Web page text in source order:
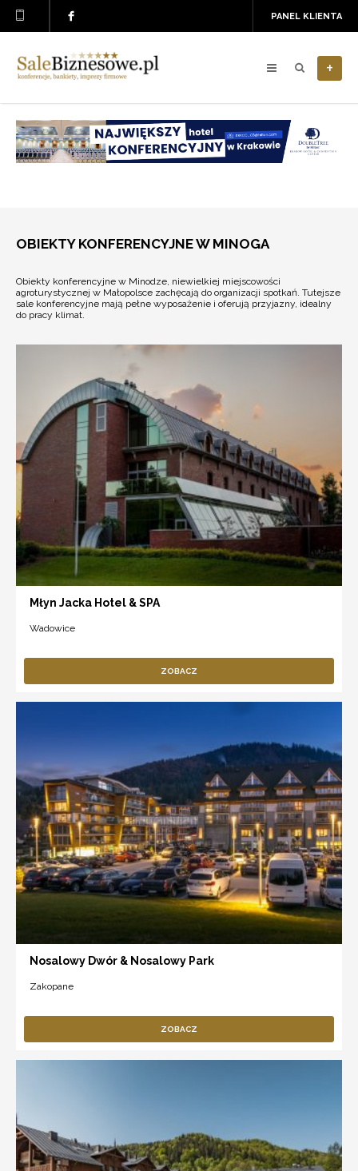
PANEL KLIENTA
+
OBIEKTY KONFERENCYJNE W MINOGA
Obiekty konferencyjne w Minodze, niewielkiej miejscowości
agroturystycznej w Małopolsce zachęcają do organizacji spotkań. Tutejsze
sale konferencyjne mają pełne wyposażenie i oferują przyjazny, idealny
do pracy klimat.
Młyn Jacka Hotel & SPA
Wadowice
ZOBACZ
Nosalowy Dwór & Nosalowy Park
Zakopane
ZOBACZ